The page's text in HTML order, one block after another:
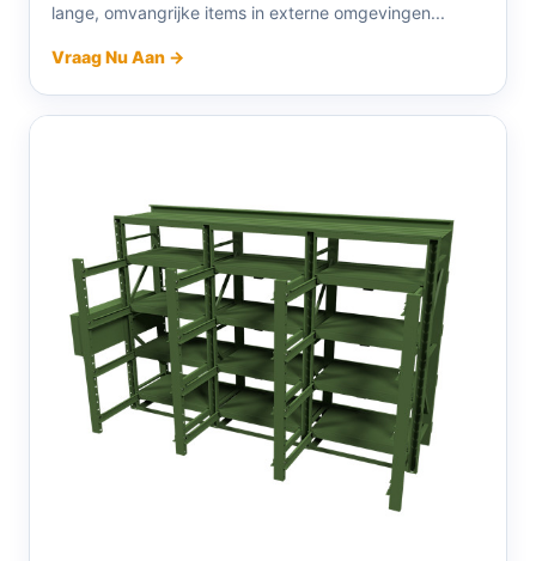
lange, omvangrijke items in externe omgevingen...
Vraag Nu Aan →